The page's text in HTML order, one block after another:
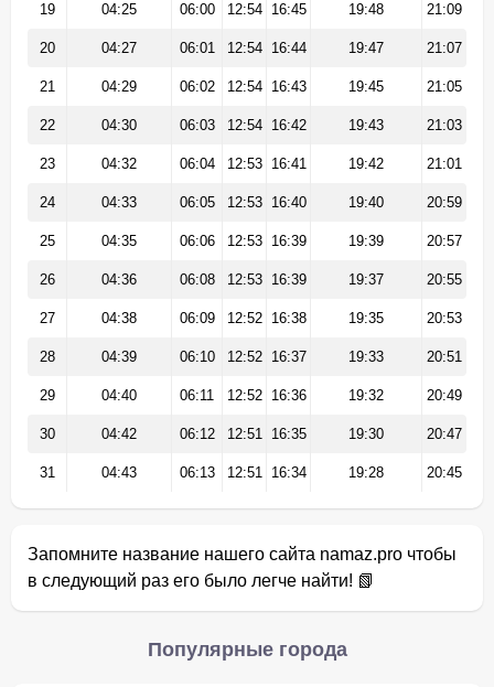
19 04:25 06:00 12:54 16:45 19:48 21:09
20 04:27 06:01 12:54 16:44 19:47 21:07
21 04:29 06:02 12:54 16:43 19:45 21:05
22 04:30 06:03 12:54 16:42 19:43 21:03
23 04:32 06:04 12:53 16:41 19:42 21:01
24 04:33 06:05 12:53 16:40 19:40 20:59
25 04:35 06:06 12:53 16:39 19:39 20:57
26 04:36 06:08 12:53 16:39 19:37 20:55
27 04:38 06:09 12:52 16:38 19:35 20:53
28 04:39 06:10 12:52 16:37 19:33 20:51
29 04:40 06:11 12:52 16:36 19:32 20:49
30 04:42 06:12 12:51 16:35 19:30 20:47
31 04:43 06:13 12:51 16:34 19:28 20:45
Запомните название нашего сайта namaz.pro чтобы
в следующий раз его было легче найти! 📗
Популярные города